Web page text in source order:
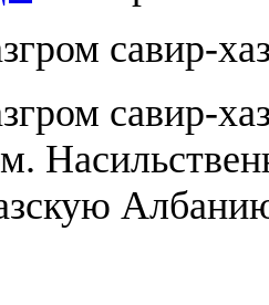
савир-
савир-